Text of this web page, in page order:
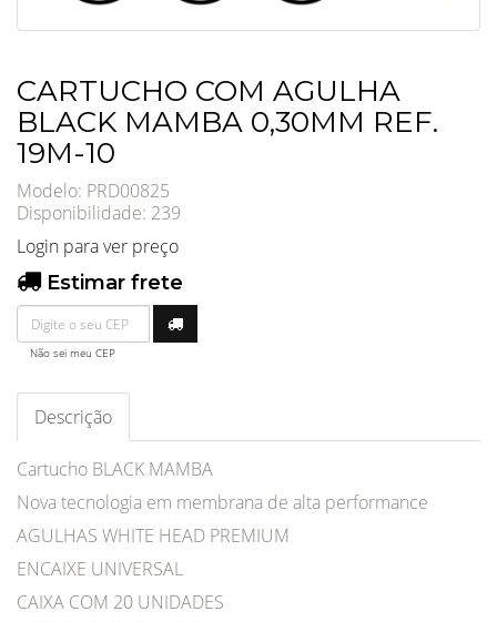
CARTUCHO COM AGULHA
BLACK MAMBA 0,30MM REF.
19M-10
Modelo: PRD00825
Disponibilidade: 239
Login para ver preço
Estimar frete
Não sei meu CEP
Descrição
Cartucho BLACK MAMBA
Nova tecnologia em membrana de alta performance
AGULHAS WHITE HEAD PREMIUM
ENCAIXE UNIVERSAL
CAIXA COM 20 UNIDADES